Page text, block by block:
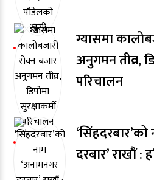
ग्यासमा
अनुगमन तीव्र,
परिचालन
दरबार’ राखाैं :